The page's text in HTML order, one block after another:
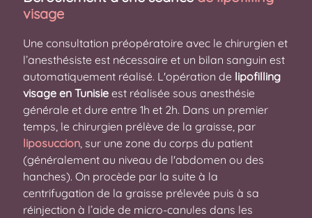
visage
Une consultation préopératoire avec le chirurgien et
l’anesthésiste est nécessaire et un bilan sanguin est
automatiquement réalisé. L'opération de lipofilling
visage en Tunisie est réalisée sous anesthésie
générale et dure entre 1h et 2h. Dans un premier
temps, le chirurgien prélève de la graisse, par
liposuccion, sur une zone du corps du patient
(généralement au niveau de l'abdomen ou des
hanches). On procède par la suite à la
centrifugation de la graisse prélevée puis à sa
réinjection à l’aide de micro-canules dans les